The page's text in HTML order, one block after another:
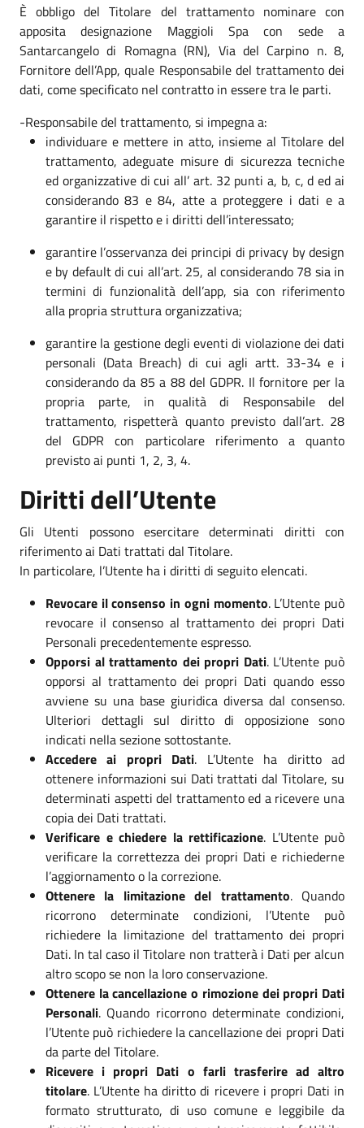
È obbligo del Titolare del trattamento nominare con
apposita designazione Maggioli Spa con sede a
Santarcangelo di Romagna (RN), Via del Carpino n. 8,
Fornitore dell’App, quale Responsabile del trattamento dei
dati, come specificato nel contratto in essere tra le parti.
-Responsabile del trattamento, si impegna a:
individuare e mettere in atto, insieme al Titolare del
trattamento, adeguate misure di sicurezza tecniche
ed organizzative di cui all’ art. 32 punti a, b, c, d ed ai
considerando 83 e 84, atte a proteggere i dati e a
garantire il rispetto e i diritti dell’interessato;
garantire l’osservanza dei principi di privacy by design
e by default di cui all’art. 25, al considerando 78 sia in
termini di funzionalità dell’app, sia con riferimento
alla propria struttura organizzativa;
garantire la gestione degli eventi di violazione dei dati
personali (Data Breach) di cui agli artt. 33-34 e i
considerando da 85 a 88 del GDPR. Il fornitore per la
propria parte, in qualità di Responsabile del
trattamento, rispetterà quanto previsto dall’art. 28
del GDPR con particolare riferimento a quanto
previsto ai punti 1, 2, 3, 4.
Diritti dell’Utente
Gli Utenti possono esercitare determinati diritti con
riferimento ai Dati trattati dal Titolare.
In particolare, l’Utente ha i diritti di seguito elencati.
Revocare il consenso in ogni momento. L’Utente può
revocare il consenso al trattamento dei propri Dati
Personali precedentemente espresso.
Opporsi al trattamento dei propri Dati. L’Utente può
opporsi al trattamento dei propri Dati quando esso
avviene su una base giuridica diversa dal consenso.
Ulteriori dettagli sul diritto di opposizione sono
indicati nella sezione sottostante.
Accedere ai propri Dati. L’Utente ha diritto ad
ottenere informazioni sui Dati trattati dal Titolare, su
determinati aspetti del trattamento ed a ricevere una
copia dei Dati trattati.
Verificare e chiedere la rettificazione. L’Utente può
verificare la correttezza dei propri Dati e richiederne
l’aggiornamento o la correzione.
Ottenere la limitazione del trattamento. Quando
ricorrono determinate condizioni, l’Utente può
richiedere la limitazione del trattamento dei propri
Dati. In tal caso il Titolare non tratterà i Dati per alcun
altro scopo se non la loro conservazione.
Ottenere la cancellazione o rimozione dei propri Dati
Personali. Quando ricorrono determinate condizioni,
l’Utente può richiedere la cancellazione dei propri Dati
da parte del Titolare.
Ricevere i propri Dati o farli trasferire ad altro
titolare. L’Utente ha diritto di ricevere i propri Dati in
formato strutturato, di uso comune e leggibile da